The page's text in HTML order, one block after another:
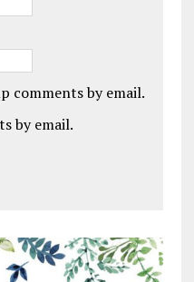
comments by email.
by email.